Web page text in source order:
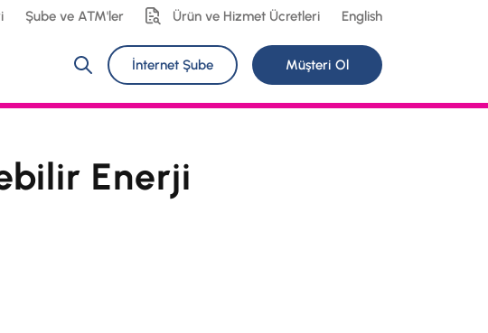
Şube ve ATM'ler Ürün ve Hizmet Ücretleri English
İnternet Şube Müşteri Ol
Enerji